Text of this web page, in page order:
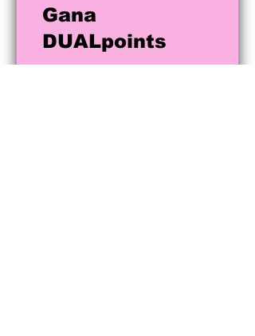
Gana
DUALpoints